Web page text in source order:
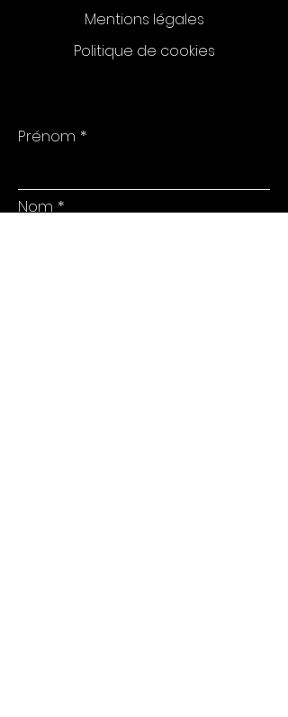
Mentions légales
Politique de cookies
Prénom
Nom